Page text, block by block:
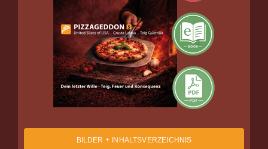
BILDER + INHALTSVERZEICHNIS